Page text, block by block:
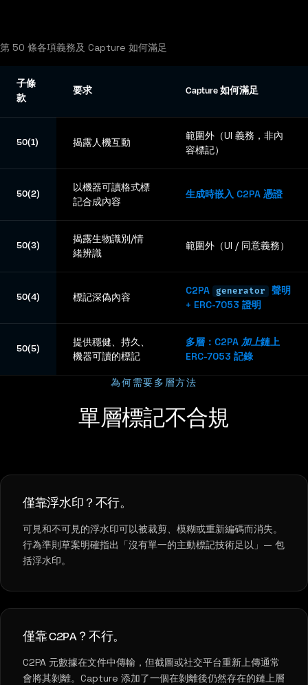
第 50 條各項義務及 Capture 如何滿足
子條
款
要求 Capture 如何滿足
50(1) 揭露人機互動
範圍外（UI 義務，非內
容標記）
50(2)
以機器可讀格式標
記合成內容
生成時嵌入 C2PA 憑證
50(3)
揭露生物識別/情
緒辨識
範圍外（UI / 同意義務）
50(4) 標記深偽內容
C2PA generator 聲明
+ ERC-7053 證明
50(5)
提供穩健、持久、
機器可讀的標記
多層：C2PA 加上鏈上
ERC-7053 記錄
為何需要多層方法
單層標記不合規
僅靠浮水印？不行。
可見和不可見的浮水印可以被裁剪、模糊或重新編碼而消失。
行為準則草案明確指出「沒有單一的主動標記技術足以」— 包
括浮水印。
僅靠 C2PA？不行。
C2PA 元數據在文件中傳輸，但截圖或社交平台重新上傳通常
會將其剝離。Capture 添加了一個在剝離後仍然存在的鏈上層